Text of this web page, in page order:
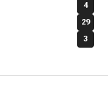
4
29
3